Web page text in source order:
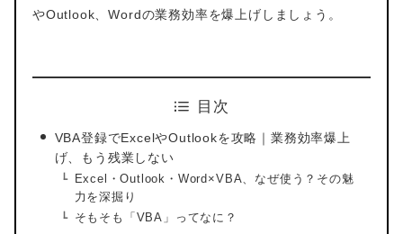
やOutlook、Wordの業務効率を爆上げしましょう。
目次
VBA登録でExcelやOutlookを攻略｜業務効率爆上
げ、もう残業しない
Excel・Outlook・Word×VBA、なぜ使う？その魅
力を深掘り
そもそも「VBA」ってなに？